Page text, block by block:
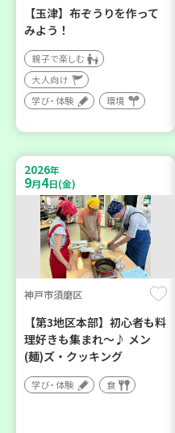
【玉津】布ぞうりを作って
みよう！
親子で楽しむ
大人向け
学び・体験
環境
2026年
9月4日(金)
神戸市須磨区
【第3地区本部】初心者も料
理好きも集まれ～♪ メン
(麺)ズ・クッキング
学び・体験 食